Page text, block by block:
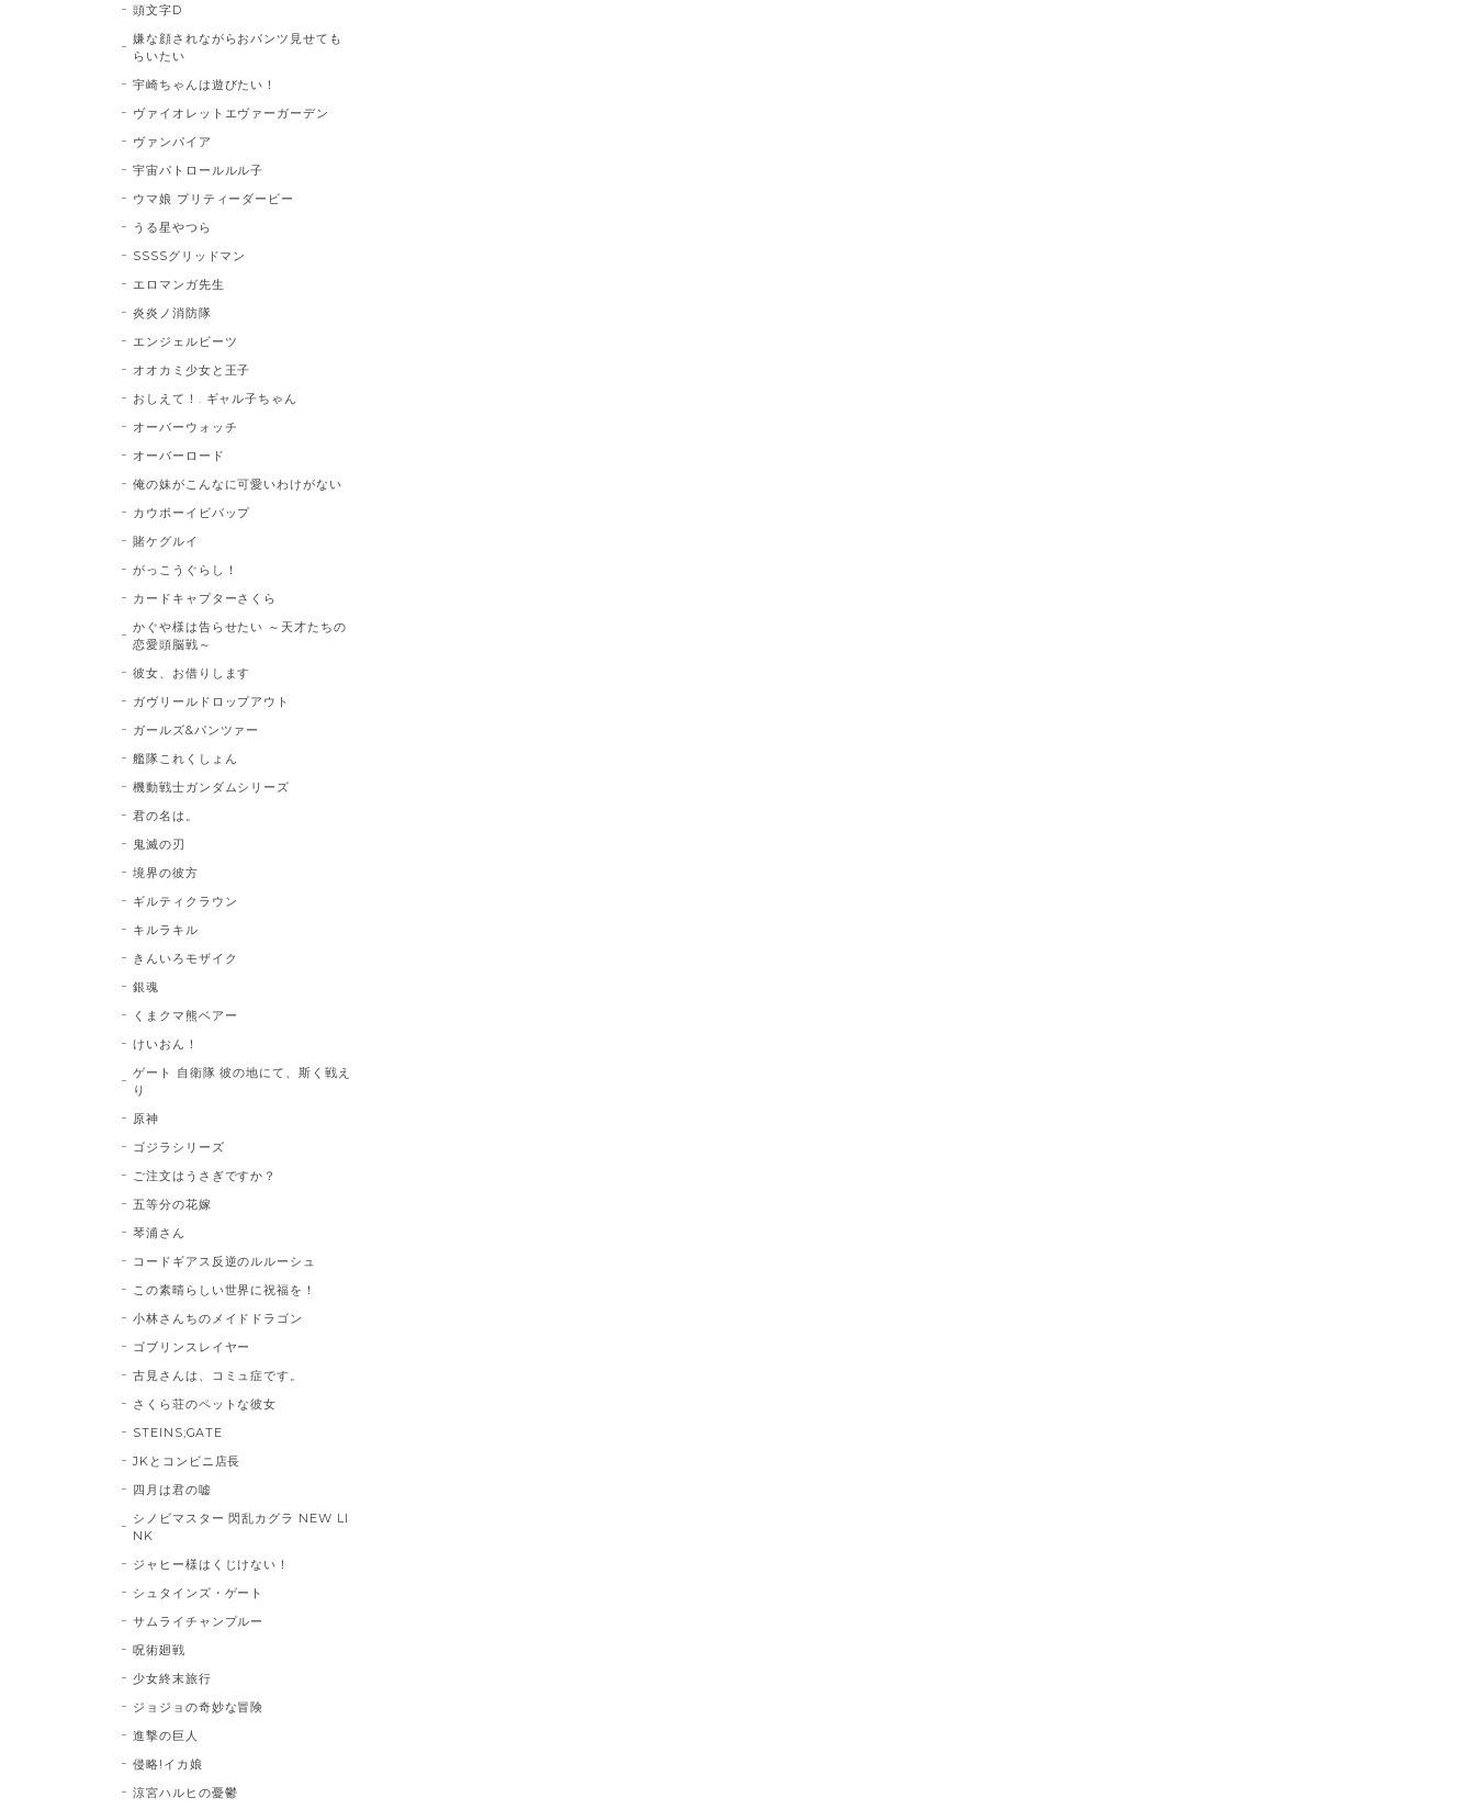
頭文字D
嫌な顔されながらおパンツ見せても
らいたい
宇崎ちゃんは遊びたい！
ヴァイオレットエヴァーガーデン
ヴァンパイア
宇宙パトロールルル子
ウマ娘 プリティーダービー
うる星やつら
SSSSグリッドマン
エロマンガ先生
炎炎ノ消防隊
エンジェルビーツ
オオカミ少女と王子
おしえて！. ギャル子ちゃん
オーバーウォッチ
オーバーロード
俺の妹がこんなに可愛いわけがない
カウボーイビバップ
賭ケグルイ
がっこうぐらし！
カードキャプターさくら
かぐや様は告らせたい ～天才たちの
恋愛頭脳戦～
彼女、お借りします
ガヴリールドロップアウト
ガールズ&パンツァー
艦隊これくしょん
機動戦士ガンダムシリーズ
君の名は。
鬼滅の刃
境界の彼方
ギルティクラウン
キルラキル
きんいろモザイク
銀魂
くまクマ熊ベアー
けいおん！
ゲート 自衛隊 彼の地にて、斯く戦え
り
原神
ゴジラシリーズ
ご注文はうさぎですか？
五等分の花嫁
琴浦さん
コードギアス反逆のルルーシュ
この素晴らしい世界に祝福を！
小林さんちのメイドドラゴン
ゴブリンスレイヤー
古見さんは、コミュ症です。
さくら荘のペットな彼女
STEINS;GATE
JKとコンビニ店長
四月は君の嘘
シノビマスター 閃乱カグラ NEW LI
NK
ジャヒー様はくじけない！
シュタインズ・ゲート
サムライチャンプルー
呪術廻戦
少女終末旅行
ジョジョの奇妙な冒険
進撃の巨人
侵略!イカ娘
涼宮ハルヒの憂鬱